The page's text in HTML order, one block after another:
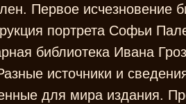
Первое исчезновение
портрета Софьи
библиотека Ивана
источники и
для мира издания.